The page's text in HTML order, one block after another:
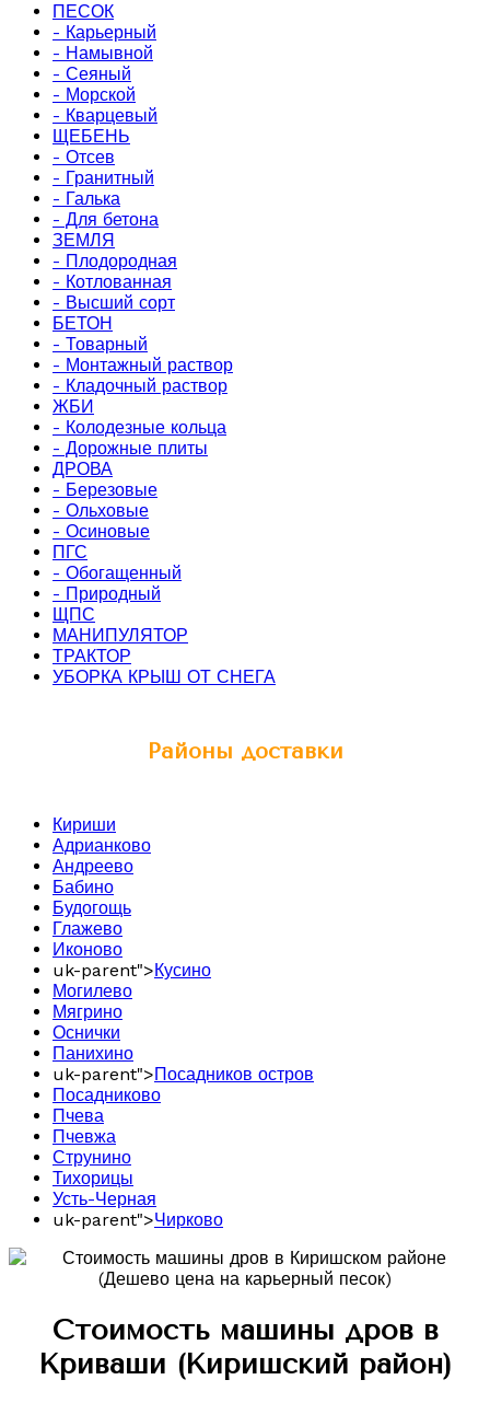
ПЕСОК
- Карьерный
- Намывной
- Сеяный
- Морской
- Кварцевый
ЩЕБЕНЬ
- Отсев
- Гранитный
- Галька
- Для бетона
ЗЕМЛЯ
- Плодородная
- Котлованная
- Высший сорт
БЕТОН
- Товарный
- Монтажный раствор
- Кладочный раствор
ЖБИ
- Колодезные кольца
- Дорожные плиты
ДРОВА
- Березовые
- Ольховые
- Осиновые
ПГС
- Обогащенный
- Природный
ЩПС
МАНИПУЛЯТОР
ТРАКТОР
УБОРКА КРЫШ ОТ СНЕГА
Районы доставки
Кириши
Адрианково
Андреево
Бабино
Будогощь
Глажево
Иконово
uk-parent">Кусино
Могилево
Мягрино
Оснички
Панихино
uk-parent">Посадников остров
Посадниково
Пчева
Пчевжа
Струнино
Тихорицы
Усть-Черная
uk-parent">Чирково
Стоимость машины дров в
Криваши (Киришский район)